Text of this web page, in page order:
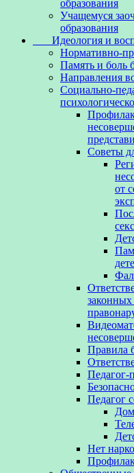
образования
Учащемуся
образования
Идеология и
Нормативно-
Память и боль
Направления
Социально-
Советы
от
законных
Правила
Педагог-
Педагог
Нет